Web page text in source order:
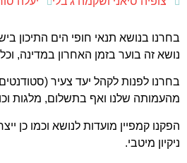
בחרנו בנושא תנאי חופי הים התיכון
נושא זה בוער בזמן האחרון במדינה,
בחרנו לפנות לקהל יעד צעיר
מהעמותה שלנו ואף בתשלום, מלגות
הפקנו קמפיין מועדות לנושא וכמו כן
ניקיון מיטבי.